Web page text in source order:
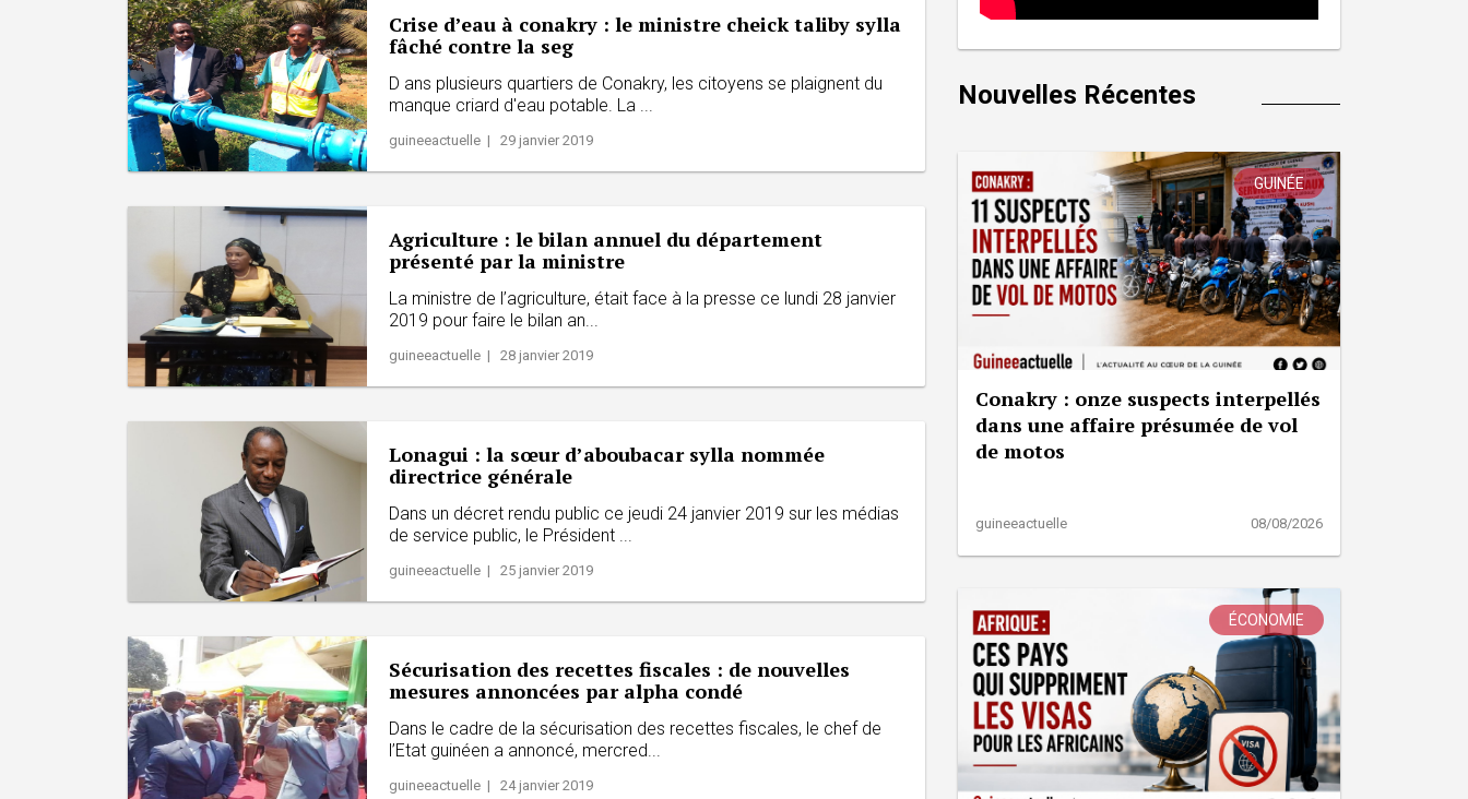
Crise d’eau à conakry : le ministre cheick taliby sylla
fâché contre la seg
D ans plusieurs quartiers de Conakry, les citoyens se plaignent du
manque criard d'eau potable. La ...
guineeactuelle | 29 janvier 2019
Agriculture : le bilan annuel du département
présenté par la ministre
La ministre de l’agriculture, était face à la presse ce lundi 28 janvier
2019 pour faire le bilan an...
guineeactuelle | 28 janvier 2019
Lonagui : la sœur d’aboubacar sylla nommée
directrice générale
Dans un décret rendu public ce jeudi 24 janvier 2019 sur les médias
de service public, le Président ...
guineeactuelle | 25 janvier 2019
Sécurisation des recettes fiscales : de nouvelles
mesures annoncées par alpha condé
Dans le cadre de la sécurisation des recettes fiscales, le chef de
l’Etat guinéen a annoncé, mercred...
guineeactuelle | 24 janvier 2019
Nouvelles Récentes
GUINÉE
Conakry : onze suspects interpellés
dans une affaire présumée de vol
de motos
guineeactuelle 08/08/2026
ÉCONOMIE